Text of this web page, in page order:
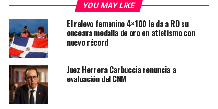
YOU MAY LIKE
El relevo femenino 4×100 le da a RD su
onceava medalla de oro en atletismo con
nuevo récord
Juez Herrera Carbuccia renuncia a
evaluación del CNM